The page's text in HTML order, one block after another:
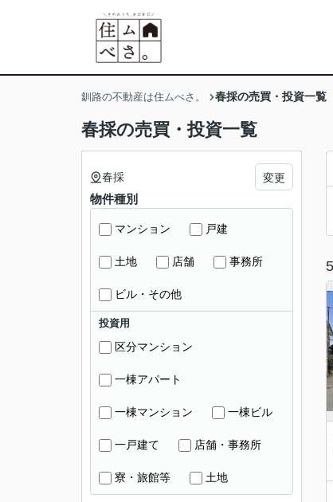
釧路の不動産は住ムべさ。 春採の売買・投資一覧
春採の売買・投資一覧
5
春採 変更
物件種別
マンション 戸建
土地 店舗 事務所
ビル・その他
投資用
区分マンション
一棟アパート
一棟マンション 一棟ビル
一戸建て 店舗・事務所
寮・旅館等 土地